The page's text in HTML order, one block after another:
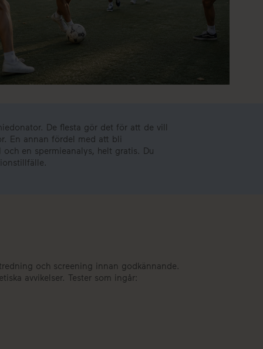
De flesta gör det för att de vill
En annan fördel med att bli
en spermieanalys, helt gratis. Du
och screening innan godkännande.
avvikelser. Tester som ingår: